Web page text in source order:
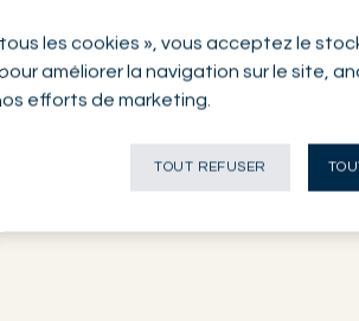
EQUITIES
Sidestepping Swiss
headwinds
EQUITIES EQUITIES
les cookies », vous acceptez le
améliorer la navigation sur le site,
efforts de marketing.
TOUT REFUSER